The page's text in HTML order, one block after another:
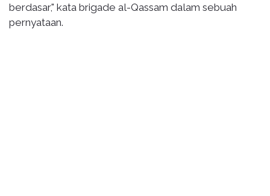
berdasar," kata brigade al-Qassam dalam sebuah
pernyataan.